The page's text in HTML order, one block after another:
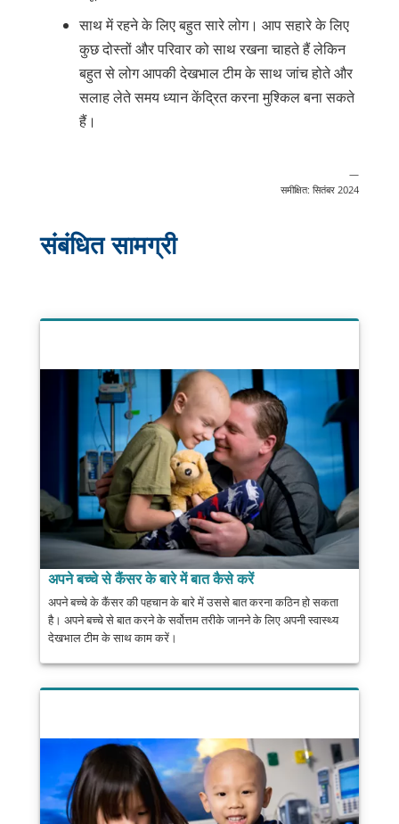
साथ में रहने के लिए बहुत सारे लोग। आप सहारे के लिए
कुछ दोस्तों और परिवार को साथ रखना चाहते हैं लेकिन
बहुत से लोग आपकी देखभाल टीम के साथ जांच होते और
सलाह लेते समय ध्यान केंद्रित करना मुश्किल बना सकते
हैं।
—
समीक्षित: सितंबर 2024
संबंधित सामग्री
अपने बच्चे से कैंसर के बारे में बात कैसे करें
अपने बच्चे के कैंसर की पहचान के बारे में उससे बात करना कठिन हो सकता
है। अपने बच्चे से बात करने के सर्वोत्तम तरीके जानने के लिए अपनी स्वास्थ्य
देखभाल टीम के साथ काम करें।